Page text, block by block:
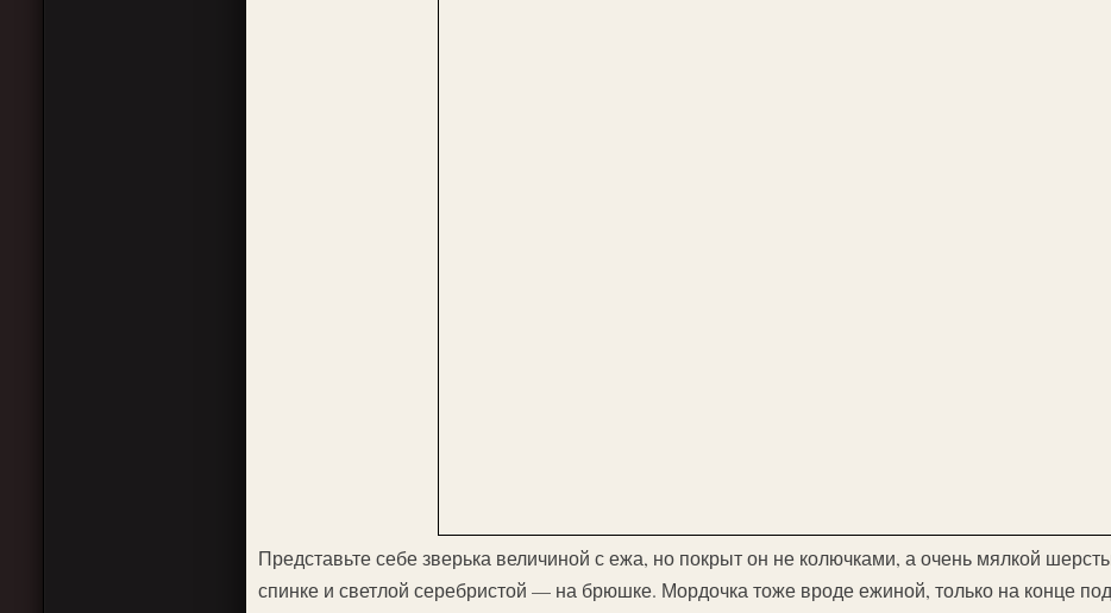
Представьте себе зверька величиной с ежа, но покрыт он не колючками, а очень мялкой
спинке и светлой серебристой — на брюшке. Мордочка тоже вроде ежиной, только на конце